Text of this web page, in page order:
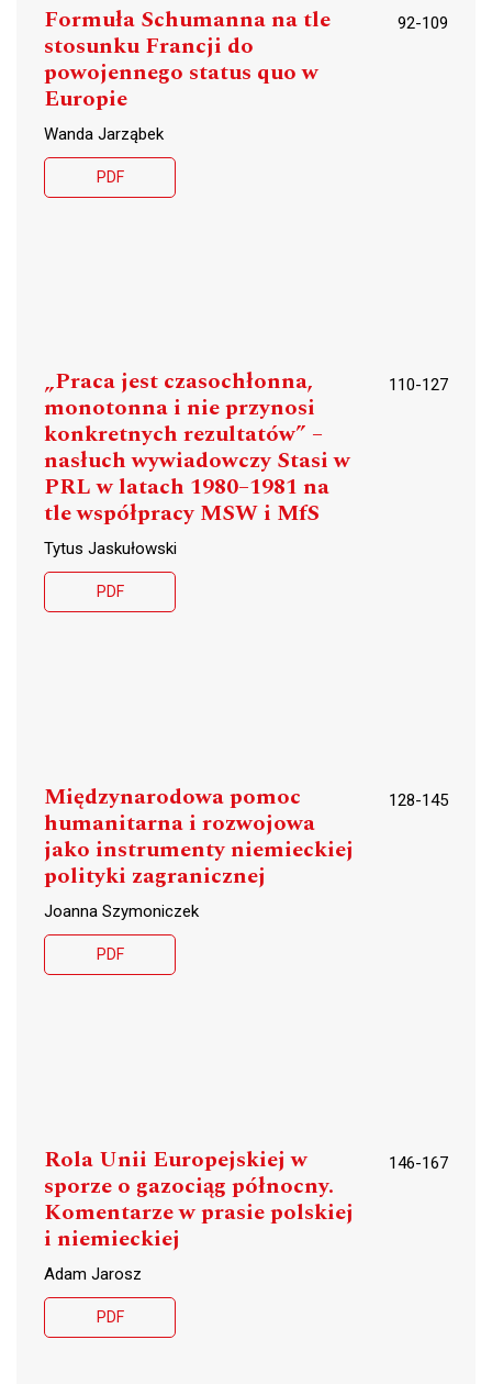
Formuła Schumanna na tle
stosunku Francji do
powojennego status quo w
Europie
92-109
Wanda Jarząbek
PDF
„Praca jest czasochłonna,
monotonna i nie przynosi
konkretnych rezultatów” –
nasłuch wywiadowczy Stasi w
PRL w latach 1980–1981 na
tle współpracy MSW i MfS
110-127
Tytus Jaskułowski
PDF
Międzynarodowa pomoc
humanitarna i rozwojowa
jako instrumenty niemieckiej
polityki zagranicznej
128-145
Joanna Szymoniczek
PDF
Rola Unii Europejskiej w
sporze o gazociąg północny.
Komentarze w prasie polskiej
i niemieckiej
146-167
Adam Jarosz
PDF